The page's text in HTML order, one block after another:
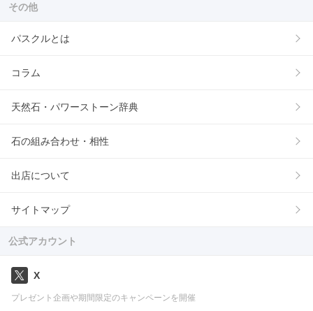
その他
パスクルとは
コラム
天然石・パワーストーン辞典
石の組み合わせ・相性
出店について
サイトマップ
公式アカウント
X
プレゼント企画や期間限定のキャンペーンを開催